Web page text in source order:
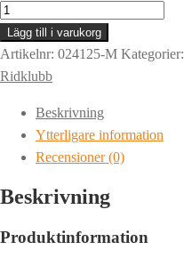
MÖSSA
BAILY
INKLUSIVE
TRYCK
Lägg till i varukorg
Artikelnr: 024125-M Kategorier:
Ridklubb
Beskrivning
Ytterligare information
Recensioner (0)
Beskrivning
Produktinformation